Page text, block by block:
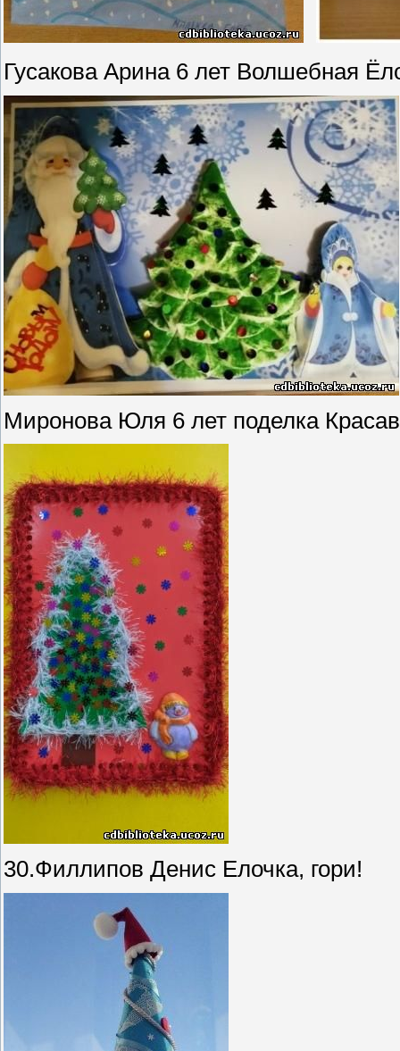
Гусакова Арина 6 лет Волшебная
Миронова Юля 6 лет поделка
30.Филлипов Денис Елочка, гори!